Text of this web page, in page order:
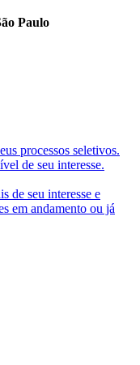
Paulo
processos seletivos.
de seu interesse.
de seu interesse e
em andamento ou já